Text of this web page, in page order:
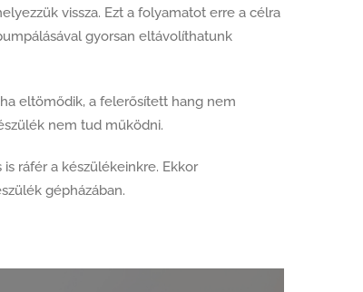
vissza. Ezt a folyamatot erre a célra
gyorsan eltávolíthatunk
eltömődik, a felerősített hang nem
nem tud működni.
ráfér a készülékeinkre. Ekkor
gépházában.